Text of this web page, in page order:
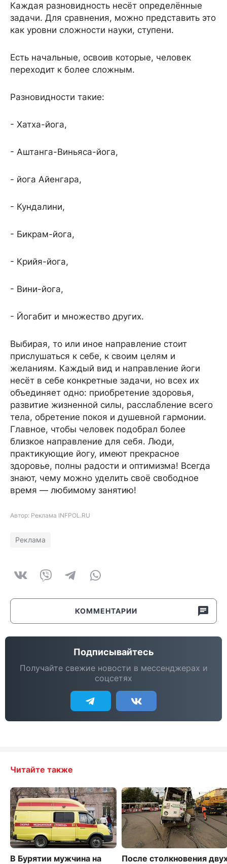
Каждая разновидность несёт определённые
задачи. Для сравнения, можно представить это
как уровни сложности науки, ступени.
Есть начальные, освоив которые, человек
переходит к более сложным.
Разновидности такие:
- Хатха-йога,
- Аштанга-Виньяса-йога,
- йога Айенгара,
- Кундалини,
- Бикрам-йога,
- Крийя-йога,
- Вини-йога,
- Йогабит и множество других.
Выбирая, то или иное направление стоит
прислушаться к себе, к своим целям и
желаниям. Каждый вид и направление йоги
несёт в себе конкретные задачи, но всех их
объединяет одно: приобретение здоровья,
развитие жизненной силы, расслабление всего
тела, обретение покоя и душевной гармонии.
Главное, чтобы человек подобрал более
близкое направление для себя. Люди,
практикующие йогу, имеют прекрасное
здоровье, полны радости и оптимизма! Всегда
знают, чему можно уделить своё свободное
время — любимому занятию!
Автор: Реклама INFPOL.RU
Реклама
КОММЕНТАРИИ
Подписывайтесь
Получайте свежие новости в мессенджерах и
соцсетях
Читайте также
В Бурятии мужчина на
После столкновения